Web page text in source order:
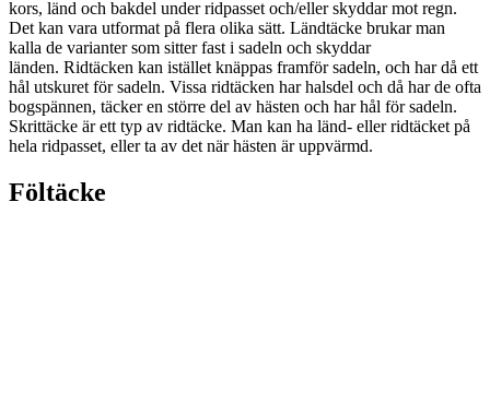
kors, länd och bakdel under ridpasset och/eller skyddar mot regn.
Det kan vara utformat på flera olika sätt. Ländtäcke brukar man
kalla de varianter som sitter fast i sadeln och skyddar
länden. Ridtäcken kan istället knäppas framför sadeln, och har då ett
hål utskuret för sadeln. Vissa ridtäcken har halsdel och då har de ofta
bogspännen, täcker en större del av hästen och har hål för sadeln.
Skrittäcke är ett typ av ridtäcke. Man kan ha länd- eller ridtäcket på
hela ridpasset, eller ta av det när hästen är uppvärmd.
Föltäcke